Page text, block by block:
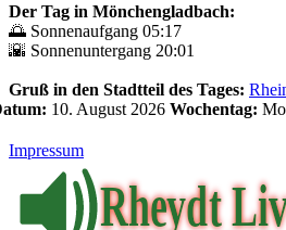
Der Tag in Mönchengladbach:
🌅 Sonnenaufgang 05:17
🌇 Sonnenuntergang 20:01
Gruß in den Stadtteil des Tages:
10. August 2026 Wochentag:
Impressum